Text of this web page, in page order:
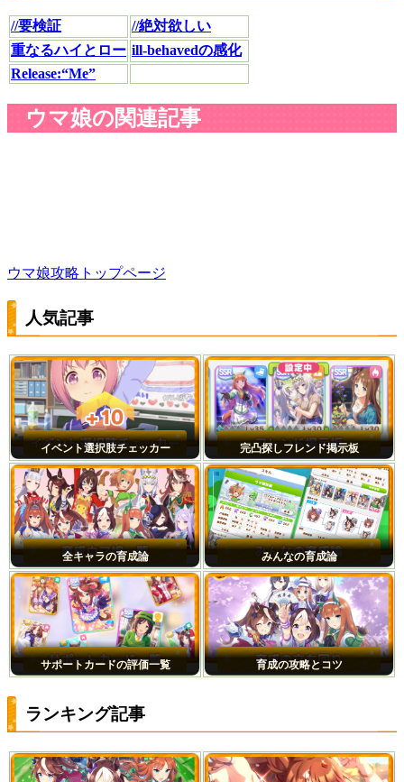
//要検証
//絶対欲しい
重なるハイとロー ill-behavedの感化
Release:“Me”
ウマ娘の関連記事
ウマ娘攻略トップページ
人気記事
イベント選択肢チェッカー 完凸探しフレンド掲示板
全キャラの育成論 みんなの育成論
サポートカードの評価一覧 育成の攻略とコツ
ランキング記事